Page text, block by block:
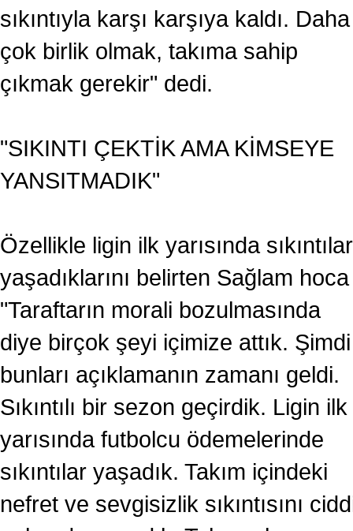
sıkıntıyla karşı karşıya kaldı. Daha
çok birlik olmak, takıma sahip
çıkmak gerekir" dedi.
"SIKINTI ÇEKTİK AMA KİMSEYE
YANSITMADIK"
Özellikle ligin ilk yarısında sıkıntılar
yaşadıklarını belirten Sağlam hoca
"Taraftarın morali bozulmasında
diye birçok şeyi içimize attık. Şimdi
bunları açıklamanın zamanı geldi.
Sıkıntılı bir sezon geçirdik. Ligin ilk
yarısında futbolcu ödemelerinde
sıkıntılar yaşadık. Takım içindeki
nefret ve sevgisizlik sıkıntısını